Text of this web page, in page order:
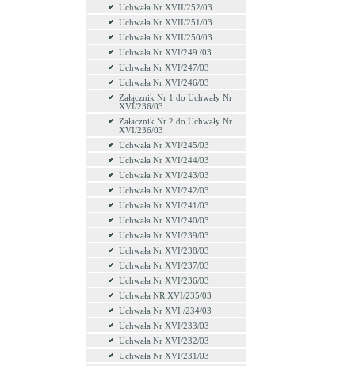
Uchwała Nr XVII/252/03
Uchwała Nr XVII/251/03
Uchwała Nr XVII/250/03
Uchwała Nr XVI/249 /03
Uchwała Nr XVI/247/03
Uchwała Nr XVI/246/03
Załącznik Nr 1 do Uchwały Nr
XVI/236/03
Załacznik Nr 2 do Uchwały Nr
XVI/236/03
Uchwała Nr XVI/245/03
Uchwała Nr XVI/244/03
Uchwała Nr XVI/243/03
Uchwała Nr XVI/242/03
Uchwała Nr XVI/241/03
Uchwała Nr XVI/240/03
Uchwała Nr XVI/239/03
Uchwała Nr XVI/238/03
Uchwała Nr XVI/237/03
Uchwała Nr XVI/236/03
Uchwała NR XVI/235/03
Uchwała Nr XVI /234/03
Uchwała Nr XVI/233/03
Uchwała Nr XVI/232/03
Uchwała Nr XVI/231/03